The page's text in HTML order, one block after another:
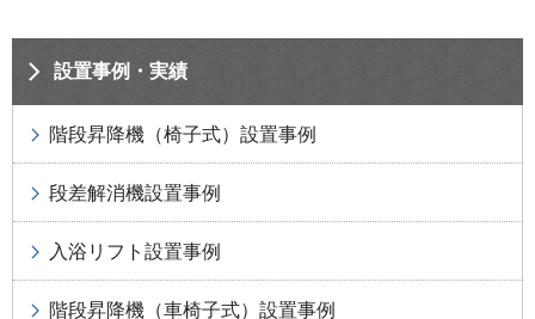
設置事例・実績
階段昇降機（椅子式）設置事例
段差解消機設置事例
入浴リフト設置事例
階段昇降機（車椅子式）設置事例